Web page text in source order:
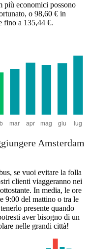
più economici possono
o 98,60 € in
fino a 135,44 €.
Amsterdam
se vuoi evitare la folla
clienti viaggeranno nei
In media, le ore
9:00 del mattino o tra le
presente quando
aver bisogno di un
nelle grandi città!